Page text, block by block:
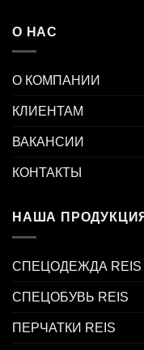
О НАС
О КОМПАНИИ
КЛИЕНТАМ
ВАКАНСИИ
КОНТАКТЫ
НАША
СПЕЦОДЕЖДА REIS
СПЕЦОБУВЬ REIS
ПЕРЧАТКИ REIS